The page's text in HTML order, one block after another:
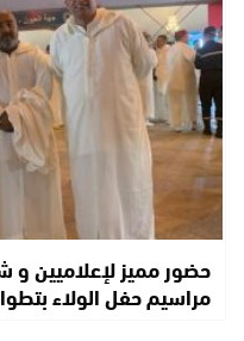
حضور مميز لإعلاميين
مراسيم حفل الولاء